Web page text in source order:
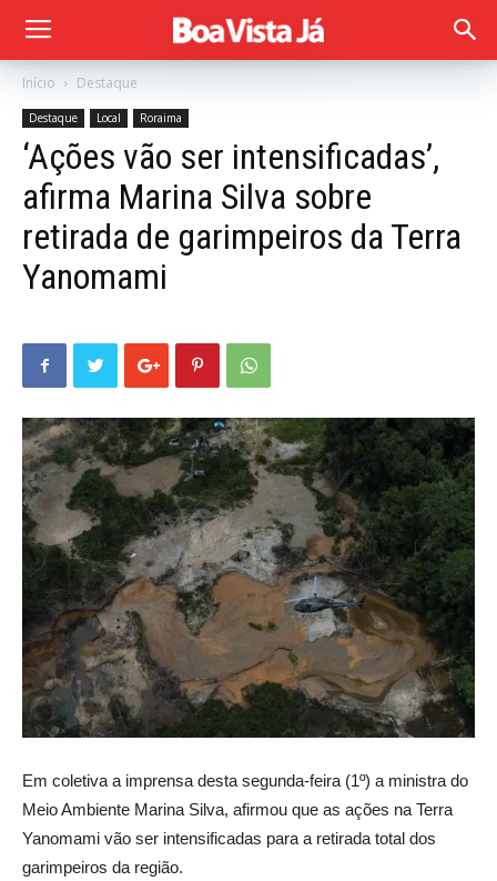
Início Destaque
Destaque Local Roraima
‘Ações vão ser intensificadas’,
afirma Marina Silva sobre
retirada de garimpeiros da Terra
Yanomami
Em coletiva a imprensa desta segunda-feira (1º) a ministra do
Meio Ambiente Marina Silva, afirmou que as ações na Terra
Yanomami vão ser intensificadas para a retirada total dos
garimpeiros da região.